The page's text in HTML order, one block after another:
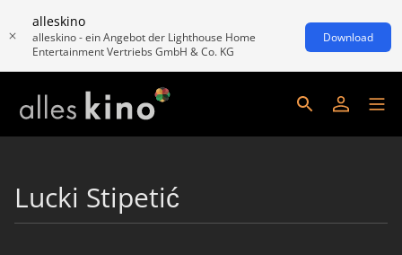
alleskino
alleskino - ein Angebot der Lighthouse Home
Entertainment Vertriebs GmbH & Co. KG
Download
Lucki Stipetić